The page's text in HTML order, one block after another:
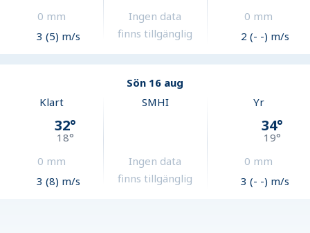
0 mm
3 (5) m/s
Ingen data
finns tillgänglig
0 mm
2 (- -) m/s
Sön 16 aug
Klart
32°
18°
0 mm
3 (8) m/s
SMHI
Ingen data
finns tillgänglig
Yr
34°
19°
0 mm
3 (- -) m/s